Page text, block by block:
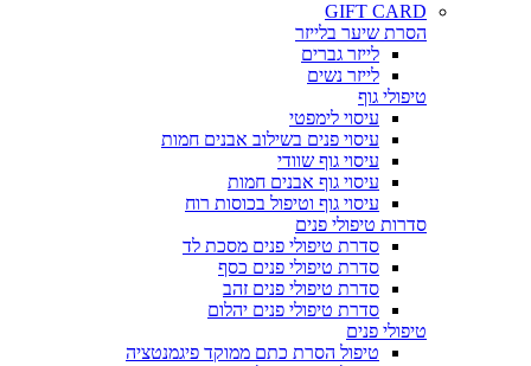
GIFT CARD
הסרת שיער בלייזר
לייזר גברים
לייזר נשים
טיפולי גוף
עיסוי לימפטי
עיסוי פנים בשילוב אבנים חמות
עיסוי גוף שוודי
עיסוי גוף אבנים חמות
עיסוי גוף וטיפול בכוסות רוח
סדרות טיפולי פנים
סדרת טיפולי פנים מסכת לד
סדרת טיפולי פנים כסף
סדרת טיפולי פנים זהב
סדרת טיפולי פנים יהלום
טיפולי פנים
טיפול הסרת כתם ממוקד פיגמנטציה